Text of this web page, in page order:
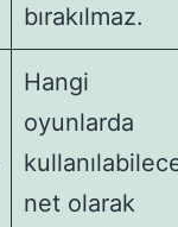
bırakılmaz.
Hangi
oyunlarda
net olarak